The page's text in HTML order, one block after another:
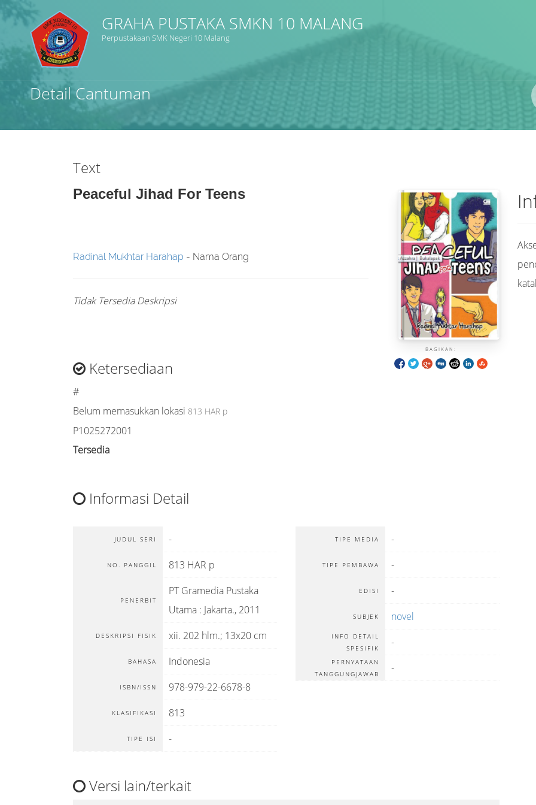
GRAHA PUSTAKA SMKN 10 MALANG
Perpustakaan SMK Negeri 10 Malang
Detail Cantuman
Text
Peaceful Jihad For Teens
BAGIKAN:
Radinal Mukhtar Harahap - Nama Orang
Tidak Tersedia Deskripsi
Ketersediaan
#
Belum memasukkan lokasi 813 HAR p
P1025272001
Tersedia
Informasi Detail
JUDUL SERI -
NO. PANGGIL 813 HAR p
PENERBIT
PT Gramedia Pustaka
Utama : Jakarta., 2011
DESKRIPSI FISIK xii. 202 hlm.; 13x20 cm
BAHASA Indonesia
ISBN/ISSN 978-979-22-6678-8
KLASIFIKASI 813
TIPE ISI -
TIPE MEDIA -
TIPE PEMBAWA -
EDISI -
SUBJEK novel
INFO DETAIL
SPESIFIK
-
PERNYATAAN
TANGGUNGJAWAB
-
Versi lain/terkait